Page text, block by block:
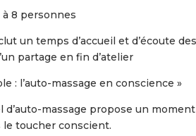
8 personnes
un temps d’accueil et d’écoute
partage en fin d’atelier
: l’auto-massage en conscience »
massage propose un
le toucher conscient.